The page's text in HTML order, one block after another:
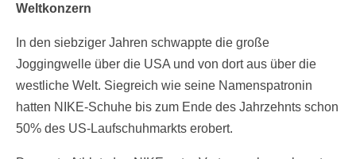
Weltkonzern
In den siebziger Jahren schwappte die große
Joggingwelle über die USA und von dort aus über die
westliche Welt. Siegreich wie seine Namenspatronin
hatten NIKE-Schuhe bis zum Ende des Jahrzehnts schon
50% des US-Laufschuhmarkts erobert.